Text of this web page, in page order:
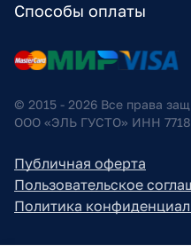
Способы оплаты
© 2015 - 2026 Все права
ООО «ЭЛЬ ГУСТО» ИНН
Публичная оферта
Пользовательское
Политика